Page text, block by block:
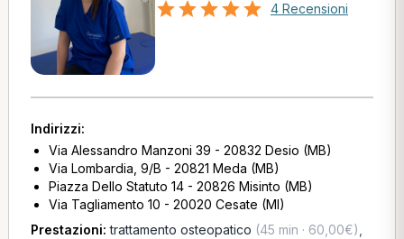
4 Recensioni
Indirizzi:
Via Alessandro Manzoni 39 - 20832 Desio (MB)
Via Lombardia, 9/B - 20821 Meda (MB)
Piazza Dello Statuto 14 - 20826 Misinto (MB)
Via Tagliamento 10 - 20020 Cesate (MI)
Prestazioni:trattamento osteopatico (45 min · 60,00€)